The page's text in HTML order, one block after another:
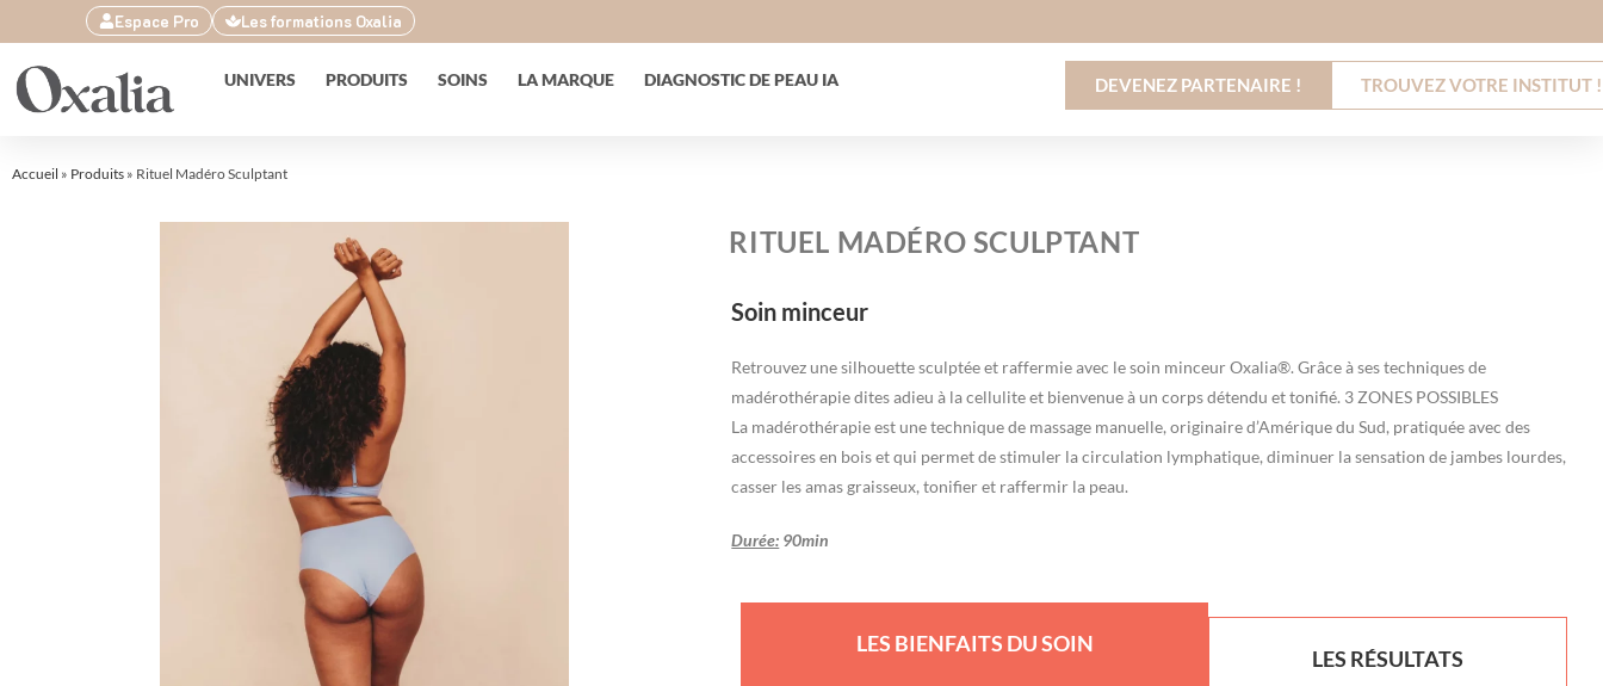
Espace Pro Les formations Oxalia
UNIVERS PRODUITS SOINS LA MARQUE DIAGNOSTIC DE PEAU IA DEVENEZ PARTENAIRE ! TROUVEZ VOTRE INSTITUT !
Accueil » Produits » Rituel Madéro Sculptant
RITUEL MADÉRO SCULPTANT
Soin minceur
Retrouvez une silhouette sculptée et raffermie avec le soin minceur Oxalia®. Grâce à ses techniques de
madérothérapie dites adieu à la cellulite et bienvenue à un corps détendu et tonifié. 3 ZONES POSSIBLES
La madérothérapie est une technique de massage manuelle, originaire d’Amérique du Sud, pratiquée avec des
accessoires en bois et qui permet de stimuler la circulation lymphatique, diminuer la sensation de jambes lourdes,
casser les amas graisseux, tonifier et raffermir la peau.
Durée: 90min
LES BIENFAITS DU SOIN
LES RÉSULTATS